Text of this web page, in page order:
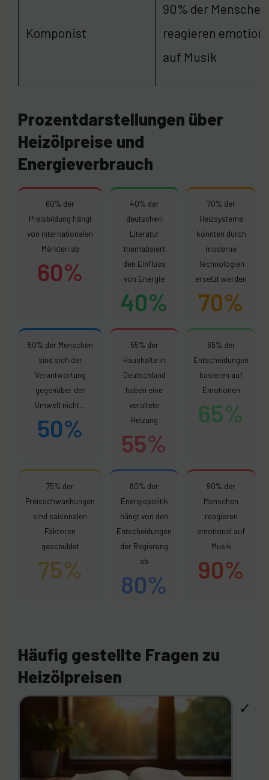
Komponist
90% der Menschen
reagieren
auf Musik
Prozentdarstellungen über
Heizölpreise und
Energieverbrauch
60% der
Preisbildung hängt
von internationalen
Märkten ab
60%
40% der
deutschen
Literatur
thematisiert
den Einfluss
von Energie
40%
70% der
Heizsysteme
könnten durch
moderne
Technologien
ersetzt werden
70%
50% der Menschen
sind sich der
Verantwortung
gegenüber der
Umwelt nicht…
50%
55% der
Haushalte in
Deutschland
haben eine
veraltete
Heizung
55%
65% der
Entscheidungen
basieren auf
Emotionen
65%
75% der
Preisschwankungen
sind saisonalen
Faktoren
geschuldet
75%
80% der
Energiepolitik
hängt von den
Entscheidungen
der Regierung
ab
80%
90% der
Menschen
reagieren
emotional auf
Musik
90%
Häufig gestellte Fragen zu
Heizölpreisen
✓